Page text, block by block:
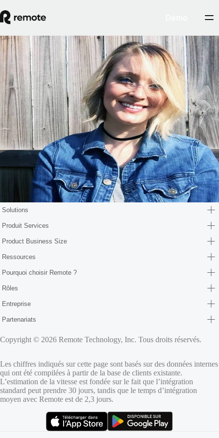
Blog
Ellen Sutton
Ellen est responsable produits principale chez Remote, où elle s'occupe
de la gestion des freelances. Avec plus de 20 ans d'expérience dans le
développement de produits à son actif, Ellen a commencé sa carrière
en tant que consultante avant de devenir responsable produits il y a une
dizaine d'années. Rejoindre l'équipe de Remote en 2021 a été une
décision facile à prendre pour Ellen, car elle a apprécié sa mission qui
consistait à rendre le travail à distance plus accessible dans le monde
entier. Ellen réside actuellement à Nashville, dans le Tennessee (États-
Unis), avec son compagnon, Scot, et leurs adorables enfants, Stella et
Solutions
Produit Services
Product Business Size
Ressources
Pourquoi choisir Remote ?
Rôles
Entreprise
Partenariats
Copyright © 2026 Remote Technology, Inc. Tous droits réservés.
Les chiffres indiqués sur cette page sont basés sur des données internes
qui ont été compilées à partir de la base de clients existante.
L’estimation de la vitesse est fondée sur le fait que l’intégration
standard peut prendre 30 jours, tandis que le temps d’intégration
moyen avec Remote est de 2,3 jours.